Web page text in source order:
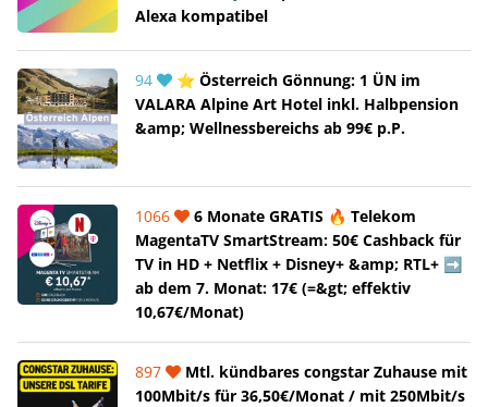
Alexa kompatibel
94
⭐ Österreich Gönnung: 1 ÜN im
VALARA Alpine Art Hotel inkl. Halbpension
&amp; Wellnessbereichs ab 99€ p.P.
1066
6 Monate GRATIS 🔥 Telekom
MagentaTV SmartStream: 50€ Cashback für
TV in HD + Netflix + Disney+ &amp; RTL+ ➡️
ab dem 7. Monat: 17€ (=&gt; effektiv
10,67€/Monat)
897
Mtl. kündbares congstar Zuhause mit
100Mbit/s für 36,50€/Monat / mit 250Mbit/s